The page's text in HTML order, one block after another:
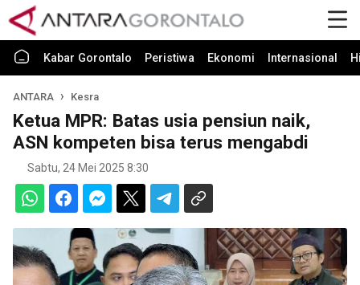
Kabar Gorontalo Peristiwa Ekonomi Internasional
ANTARA Kesra
Ketua MPR: Batas usia pensiun naik,
ASN kompeten bisa terus mengabdi
Sabtu, 24 Mei 2025 8:30